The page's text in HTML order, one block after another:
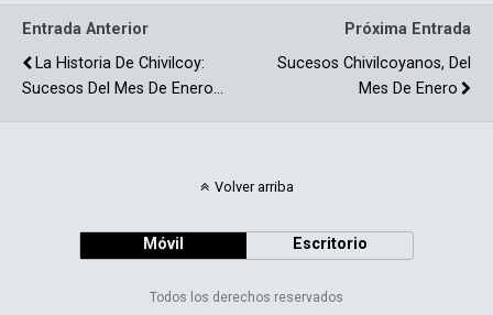
k
Entrada Anterior
La Historia De Chivilcoy:
Sucesos Del Mes De Enero…
Próxima Entrada
Sucesos Chivilcoyanos, Del
Mes De Enero
Volver arriba
Móvil Escritorio
Todos los derechos reservados